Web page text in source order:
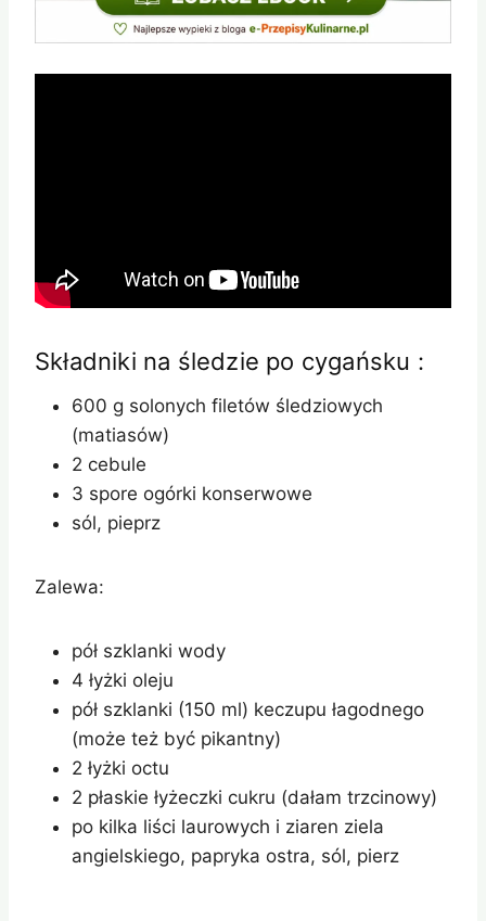
Składniki na śledzie po cygańsku :
600 g solonych filetów śledziowych
(matiasów)
2 cebule
3 spore ogórki konserwowe
sól, pieprz
Zalewa:
pół szklanki wody
4 łyżki oleju
pół szklanki (150 ml) keczupu łagodnego
(może też być pikantny)
2 łyżki octu
2 płaskie łyżeczki cukru (dałam trzcinowy)
po kilka liści laurowych i ziaren ziela
angielskiego, papryka ostra, sól, pierz